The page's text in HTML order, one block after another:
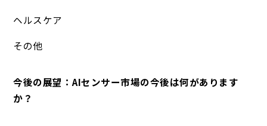
ヘルスケア
その他
今後の展望：AIセンサー市場の今後は何があります
か？